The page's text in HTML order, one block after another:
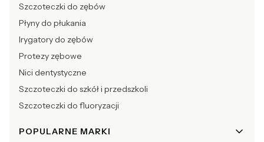
Szczoteczki do zębów
Płyny do płukania
Irygatory do zębów
Protezy zębowe
Nici dentystyczne
Szczoteczki do szkół i przedszkoli
Szczoteczki do fluoryzacji
POPULARNE MARKI